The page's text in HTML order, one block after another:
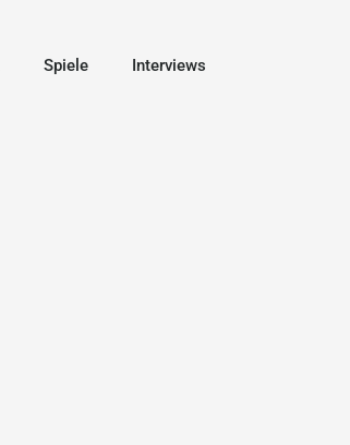
Spiele Interviews